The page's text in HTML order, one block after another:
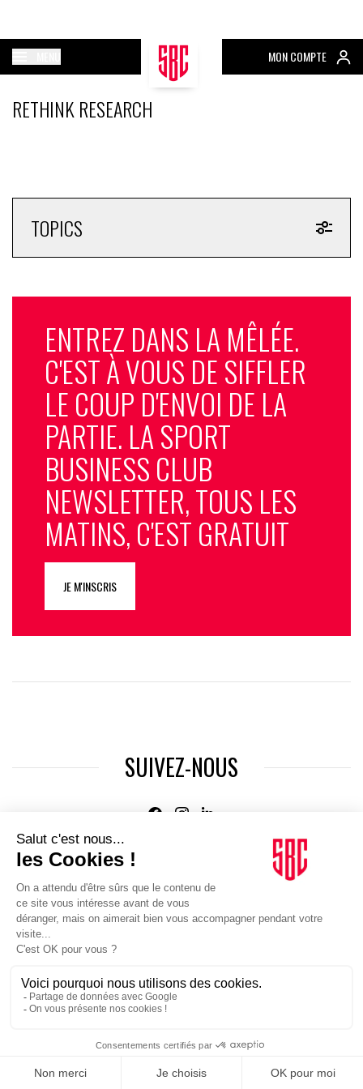
MON COMPTE
RETHINK RESEARCH
TOPICS
ENTREZ DANS LA MÊLÉE.
C'EST À VOUS DE SIFFLER
LE COUP D'ENVOI DE LA
PARTIE. LA SPORT
BUSINESS CLUB
NEWSLETTER, TOUS LES
MATINS, C'EST GRATUIT
JE M'INSCRIS
SUIVEZ-NOUS
Agence web:Novius